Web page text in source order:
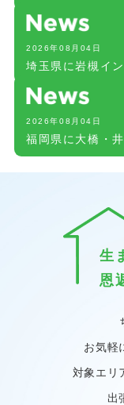
2026年08月04日
埼玉県に岩槻イ
2026年08月04日
福岡県に大橋・
生
恩
お気軽
対象エリ
出